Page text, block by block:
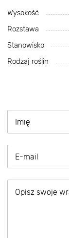
Wysokość
Rozstawa
Stanowisko
Rodzaj roślin